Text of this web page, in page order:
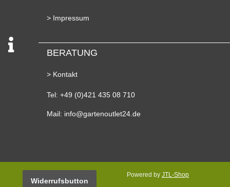
> Impressum
BERATUNG
> Kontakt
Tel: +49 (0)421 435 08 710
Mail: info@gartenoutlet24.de
Widerrufsbutton
Powered by JTL-Shop